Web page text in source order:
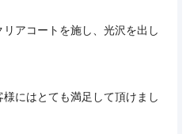
アコートを施し、光沢を出し
にはとても満足して頂けまし